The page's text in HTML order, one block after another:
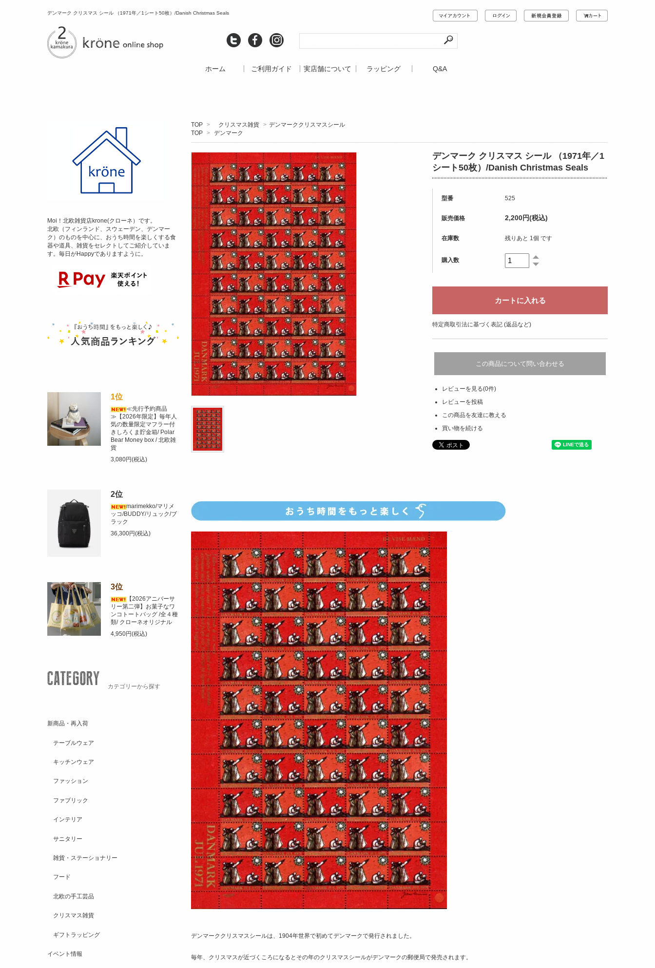
デンマーク クリスマス シール （1971年／1シート50枚）/Danish Christmas Seals
ホーム ご利用ガイド 実店舗について ラッピング Q&A
TOP > クリスマス雑貨 > デンマーククリスマスシール
TOP > デンマーク
デンマーク クリスマス シール （1971年／1
シート50枚）/Danish Christmas Seals
型番 525
販売価格 2,200円(税込)
在庫数 残りあと 1個 です
購入数
特定商取引法に基づく表記 (返品など)
この商品について問い合わせる
レビューを見る(0件)
レビューを投稿
この商品を友達に教える
買い物を続ける
デンマーククリスマスシールは、1904年世界で初めてデンマークで発行されました。
毎年、クリスマスが近づくころになるとその年のクリスマスシールがデンマークの郵便局で発売されます。
Moi！北欧雑貨店krone(クローネ）です。
北欧（フィンランド、スウェーデン、デンマー
ク）のものを中心に、おうち時間を楽しくする食
器や道具、雑貨をセレクトしてご紹介していま
す。毎日がHappyでありますように。
1位
≪先行予約商品
≫【2026年限定】毎年人
気の数量限定マフラー付
きしろくま貯金箱/ Polar
Bear Money box / 北欧雑
貨
3,080円(税込)
2位
marimekko/マリメ
ッコ/BUDDY/リュック/ブ
ラック
36,300円(税込)
3位
【2026アニバーサ
リー第二弾】お菓子なワ
ンコトートバッグ /全４種
類/ クローネオリジナル
4,950円(税込)
カテゴリーから探す
新商品・再入荷
テーブルウェア
キッチンウェア
ファッション
ファブリック
インテリア
サニタリー
雑貨・ステーショナリー
フード
北欧の手工芸品
クリスマス雑貨
ギフトラッピング
イベント情報